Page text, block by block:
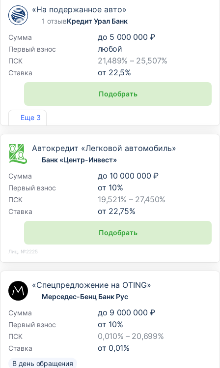
Еще 3
«На подержанное авто»
1 отзывКредит Урал Банк
Сумма
до 5 000 000 ₽
Первый взнос любой
ПСК 21,489% – 25,507%
Ставка от 22,5%
Подобрать
Лиц. №2584
Автокредит «Легковой автомобиль»
Банк «Центр-Инвест»
Сумма
до 10 000 000 ₽
Первый взнос от 10%
ПСК 19,521% – 27,450%
Ставка от 22,75%
Подобрать
Лиц. №2225
«Спецпредложение на OTING»
Мерседес-Бенц Банк Рус
Сумма
до 9 000 000 ₽
Первый взнос от 10%
ПСК 0,010% – 20,699%
Ставка от 0,01%
В день обращения